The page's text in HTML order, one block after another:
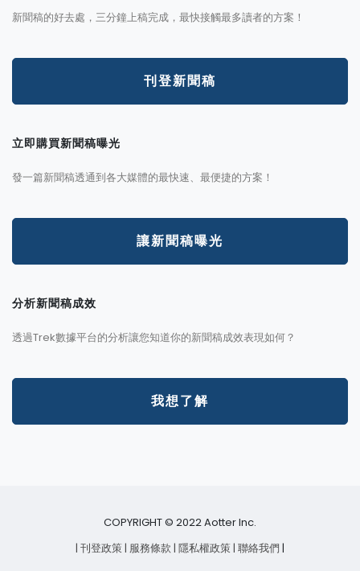
新聞稿的好去處，三分鐘上稿完成，最快接觸最多讀者的方案！
刊登新聞稿
立即購買新聞稿曝光
發一篇新聞稿透通到各大媒體的最快速、最便捷的方案！
讓新聞稿曝光
分析新聞稿成效
透過Trek數據平台的分析讓您知道你的新聞稿成效表現如何？
我想了解
COPYRIGHT © 2022 Aotter Inc.
| 刊登政策| 服務條款 | 隱私權政策| 聯絡我們 |